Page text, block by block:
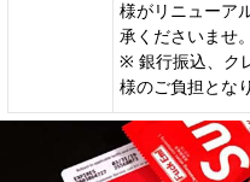
様がリニューア
承くださいませ。
※ 銀行振込、ク
様のご負担とな